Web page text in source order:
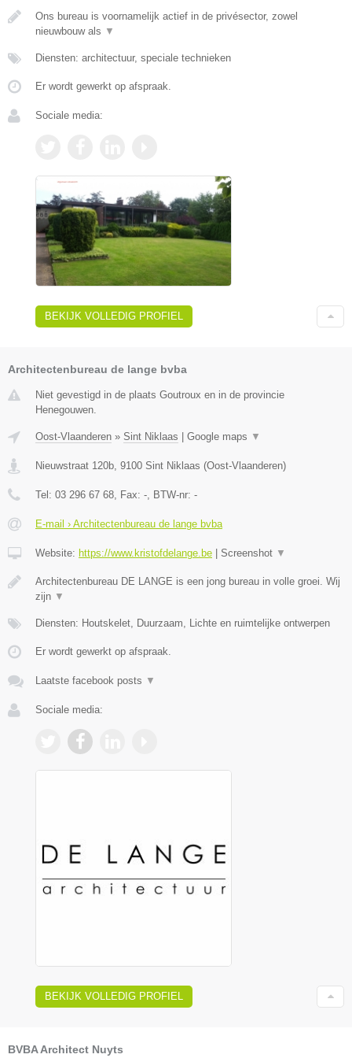
Ons bureau is voornamelijk actief in de privésector, zowel
nieuwbouw als ▼
Diensten: architectuur, speciale technieken
Er wordt gewerkt op afspraak.
Sociale media:
BEKIJK VOLLEDIG PROFIEL
Architectenbureau de lange bvba
Niet gevestigd in de plaats Goutroux en in de provincie
Henegouwen.
Oost-Vlaanderen » Sint Niklaas | Google maps ▼
Nieuwstraat 120b 9100 Sint Niklaas (Oost-Vlaanderen)
Tel: 03 296 67 68 , Fax: - , BTW-nr: -
E-mail › Architectenbureau de lange bvba
Website: https://www.kristofdelange.be | Screenshot ▼
Architectenbureau DE LANGE is een jong bureau in volle groei. Wij
zijn ▼
Diensten: Houtskelet, Duurzaam, Lichte en ruimtelijke ontwerpen
Er wordt gewerkt op afspraak.
Laatste facebook posts ▼
Sociale media:
BEKIJK VOLLEDIG PROFIEL
BVBA Architect Nuyts